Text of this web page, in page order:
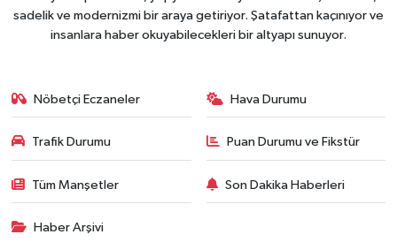
sadelik ve modernizmi bir araya getiriyor. Şatafattan kaçınıyor ve
insanlara haber okuyabilecekleri bir altyapı sunuyor.
Nöbetçi Eczaneler Hava Durumu
Trafik Durumu Puan Durumu ve Fikstür
Tüm Manşetler Son Dakika Haberleri
Haber Arşivi